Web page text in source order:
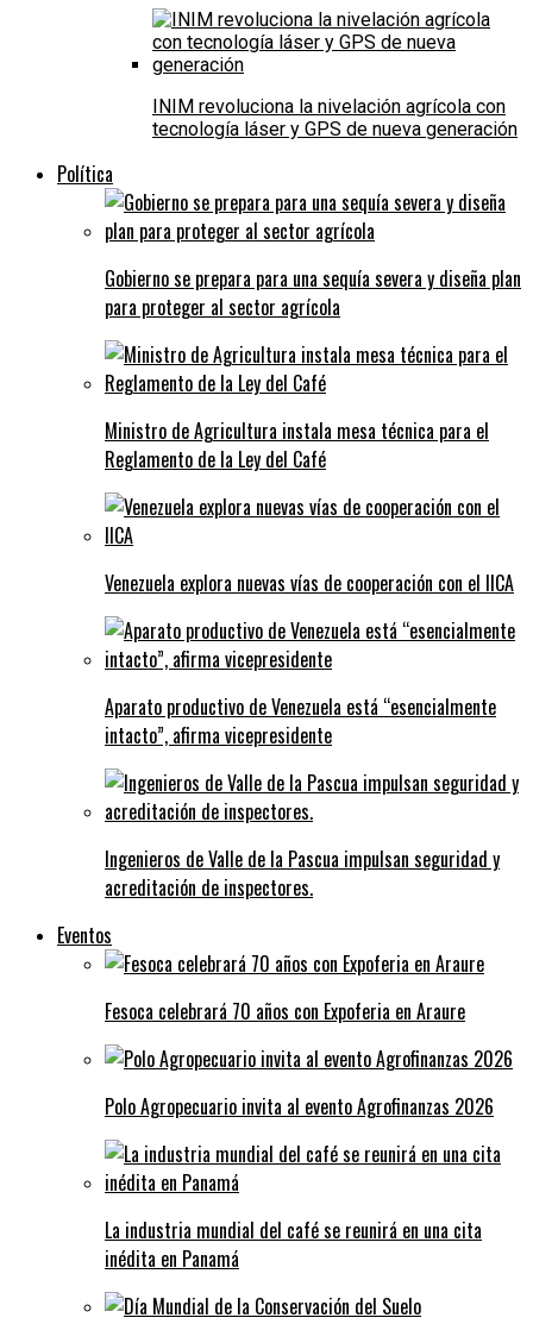
INIM revoluciona la nivelación agrícola con
tecnología láser y GPS de nueva generación
Política
Gobierno se prepara para una sequía severa y diseña plan
para proteger al sector agrícola
Ministro de Agricultura instala mesa técnica para el
Reglamento de la Ley del Café
Venezuela explora nuevas vías de cooperación con el IICA
Aparato productivo de Venezuela está “esencialmente
intacto”, afirma vicepresidente
Ingenieros de Valle de la Pascua impulsan seguridad y
acreditación de inspectores.
Eventos
Fesoca celebrará 70 años con Expoferia en Araure
Polo Agropecuario invita al evento Agrofinanzas 2026
La industria mundial del café se reunirá en una cita
inédita en Panamá